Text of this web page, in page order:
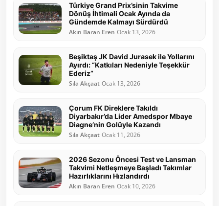
Türkiye Grand Prix’sinin Takvime
Dönüş İhtimali Ocak Ayında da
Gündemde Kalmayı Sürdürdü
Akın Baran Eren Ocak 13, 2026
Beşiktaş JK David Jurasek ile Yollarını
Ayırdı: “Katkıları Nedeniyle Teşekkür
Ederiz”
Sıla Akçaat Ocak 13, 2026
Çorum FK Direklere Takıldı
Diyarbakır’da Lider Amedspor Mbaye
Diagne’nin Golüyle Kazandı
Sıla Akçaat Ocak 11, 2026
2026 Sezonu Öncesi Test ve Lansman
Takvimi Netleşmeye Başladı Takımlar
Hazırlıklarını Hızlandırdı
Akın Baran Eren Ocak 10, 2026